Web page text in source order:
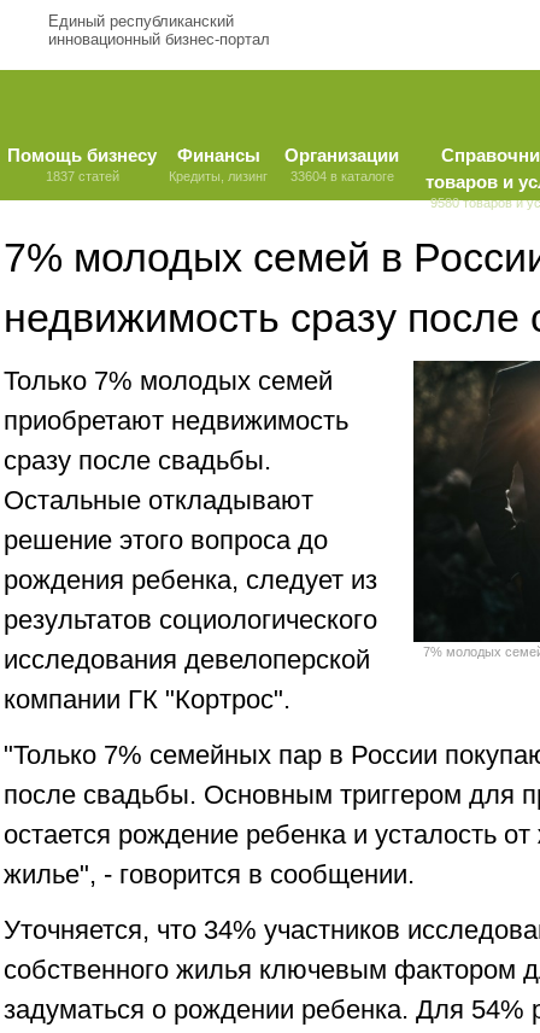
Единый республиканский
инновационный бизнес-портал
Помощь бизнесу
1837 статей
Финансы
Кредиты, лизинг
Организации
33604 в каталоге
товаров и
9580 товаров и
7% молодых семей в
недвижимость сразу после
7% молодых
Только 7% молодых семей
приобретают недвижимость
сразу после свадьбы.
Остальные откладывают
решение этого вопроса до
рождения ребенка, следует из
результатов социологического
исследования девелоперской
компании ГК "Кортрос".
"Только 7% семейных пар в России
после свадьбы. Основным триггером для
остается рождение ребенка и усталость
жилье", - говорится в сообщении.
Уточняется, что 34% участников
собственного жилья ключевым фактором
задуматься о рождении ребенка. Для 54%